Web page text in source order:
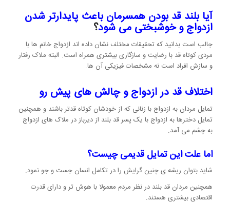
آیا بلند قد بودن همسرمان باعث پایدارتر شدن
ازدواج و خوشبختی می شود؟
جالب است بدانید که تحقیقات مختلف نشان داده اند ازدواج خانم ها با
مردی کوتاه قد با رضایت و سازگاری بیشتری همراه است. البته ملاک رفتار
و سازش افراد است نه مشخصات فیزیکی آن ها.
اختلاف قد در ازدواج و چالش های پیش رو
تمایل مردان به ازدواج با زنانی که از خودشان کوتاه قدتر باشند و همچنین
تمایل دخترها به ازدواج با یک پسر قد بلند از دیرباز در ملاک های ازدواج
به چشم می آمد.
اما علت این تمایل قدیمی چیست؟
شاید بتوان ریشه ی چنین گرایش را در تکامل انسان جست و جو نمود.
همچنین مردان قد بلند در نظر مردم معمولا با هوش تر و دارای قدرت
اقتصادی بیشتری هستند.